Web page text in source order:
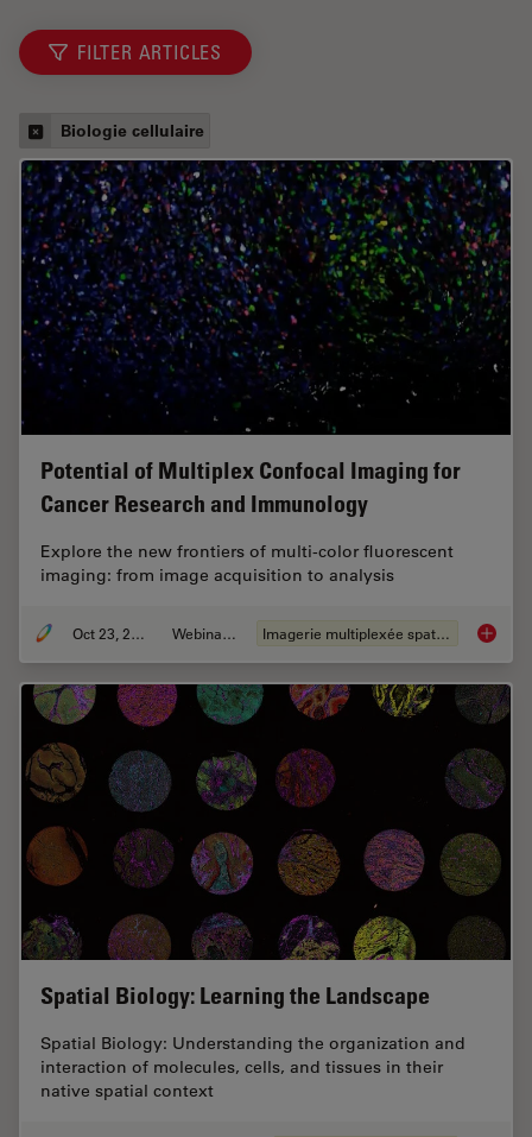
FILTER ARTICLES
Biologie cellulaire
Potential of Multiplex Confocal Imaging for
Cancer Research and Immunology
Explore the new frontiers of multi-color fluorescent
imaging: from image acquisition to analysis
Oct 23, 2023 Webinaire Imagerie multiplexée spatiale
Spatial Biology: Learning the Landscape
Spatial Biology: Understanding the organization and
interaction of molecules, cells, and tissues in their
native spatial context